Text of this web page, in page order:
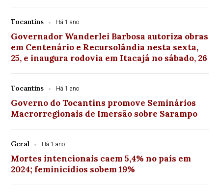
Tocantins Há 1 ano
Governador Wanderlei Barbosa autoriza obras
em Centenário e Recursolândia nesta sexta,
25, e inaugura rodovia em Itacajá no sábado, 26
Tocantins Há 1 ano
Governo do Tocantins promove Seminários
Macrorregionais de Imersão sobre Sarampo
Geral Há 1 ano
Mortes intencionais caem 5,4% no país em
2024; feminicídios sobem 19%